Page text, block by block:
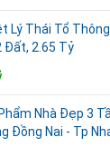
Lý Thái Tổ
Đất, 2.65 Tỷ
Nhà Đẹp 3
Đồng Nai - Tp